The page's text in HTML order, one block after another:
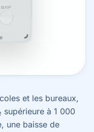
et les bureaux,
supérieure à 1 000
une baisse de